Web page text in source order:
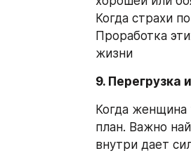
Когда страхи
Проработка
жизни
9. Перегрузка
Когда женщина
план. Важно
внутри дает